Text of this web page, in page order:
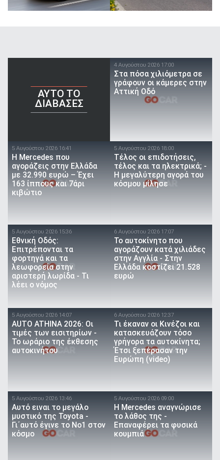
AYTO TO
ΔΙΑΒΑΣΕΣ
4 Αυγούστου 2026 17:00
Στα πόσα χιλιόμετρα σε
γράφουν οι κάμερες στην
Αττική Οδό
5 Αυγούστου 2026 16:41
Η Mercedes που
αγοράζεις στην Ελλάδα
με 32.990 ευρώ – Έχει
163 ίππους και 7άρι
κιβώτιο
5 Αυγούστου 2026 18:00
Τέλος οι επιδοτήσεις,
τέλος και τα ηλεκτρικά; -
Η μεγαλύτερη αγορά του
κόσμου μίλησε
5 Αυγούστου 2026 15:36
Εθνική Οδός:
Επιτρέπονται τα
φορτηγά και τα
λεωφορεία στην
αριστερή λωρίδα - Τι
λέει ο νόμος
6 Αυγούστου 2026 17:07
To αυτοκίνητο που
αγοράζουν κατά χιλιάδες
στην Αγγλία - Στην
Ελλάδα κοστίζει 21.528
ευρώ
5 Αυγούστου 2026 14:07
AUTO ATHINA 2026: Οι
τιμές των εισιτηρίων -
Το ωράριο της έκθεσης
αυτοκινήτου
6 Αυγούστου 2026 12:37
Τι έκαναν οι Κινέζοι και
κατασκευάζουν τόσο
γρήγορα τα αυτοκίνητα;
Έτσι ξεπέρασαν την
Ευρώπη (video)
5 Αυγούστου 2026 13:46
Αυτό ειναι τo μεγάλο
μυστικό της Toyota -
Γι΄αυτό έγινε το Νο1 στον
κόσμο
5 Αυγούστου 2026 09:00
Η Mercedes αναγνώρισε
το λάθος της -
Επαναφέρει τα φυσικά
κουμπιά